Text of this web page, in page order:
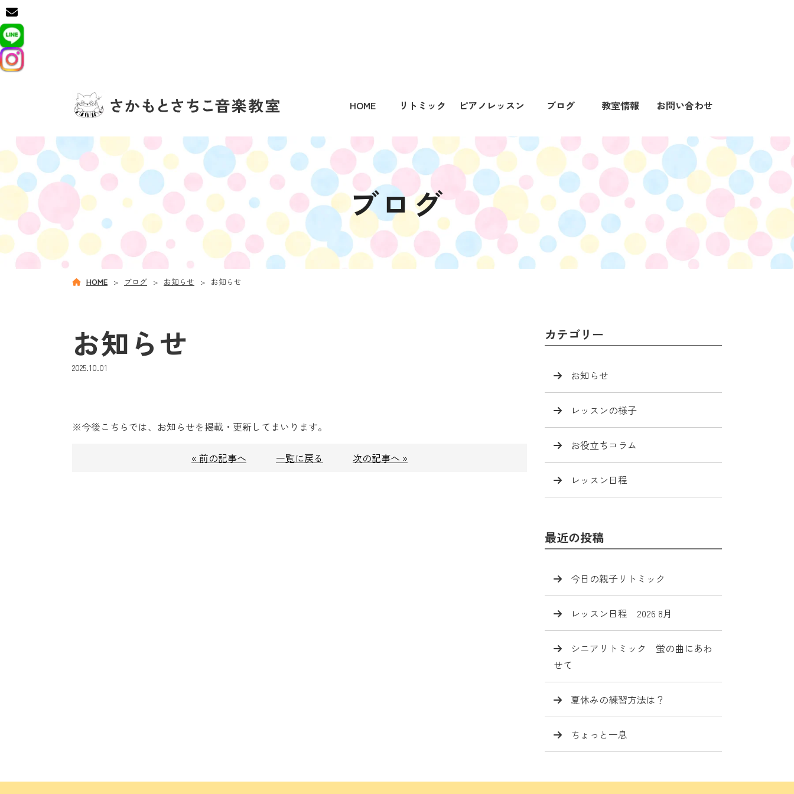
HOME リトミック ピアノレッスン ブログ 教室情報 お問い合わせ
ブログ
HOME ブログ お知らせ お知らせ
お知らせ
2025.10.01
※今後こちらでは、お知らせを掲載・更新してまいります。
« 前の記事へ 一覧に戻る 次の記事へ »
カテゴリー
お知らせ
レッスンの様子
お役立ちコラム
レッスン日程
最近の投稿
今日の親子リトミック
レッスン日程 2026 8月
シニアリトミック 蛍の曲にあわ
せて
夏休みの練習方法は？
ちょっと一息